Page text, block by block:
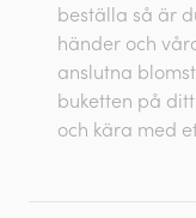
beställa så är
händer och
anslutna
buketten på
och kära med